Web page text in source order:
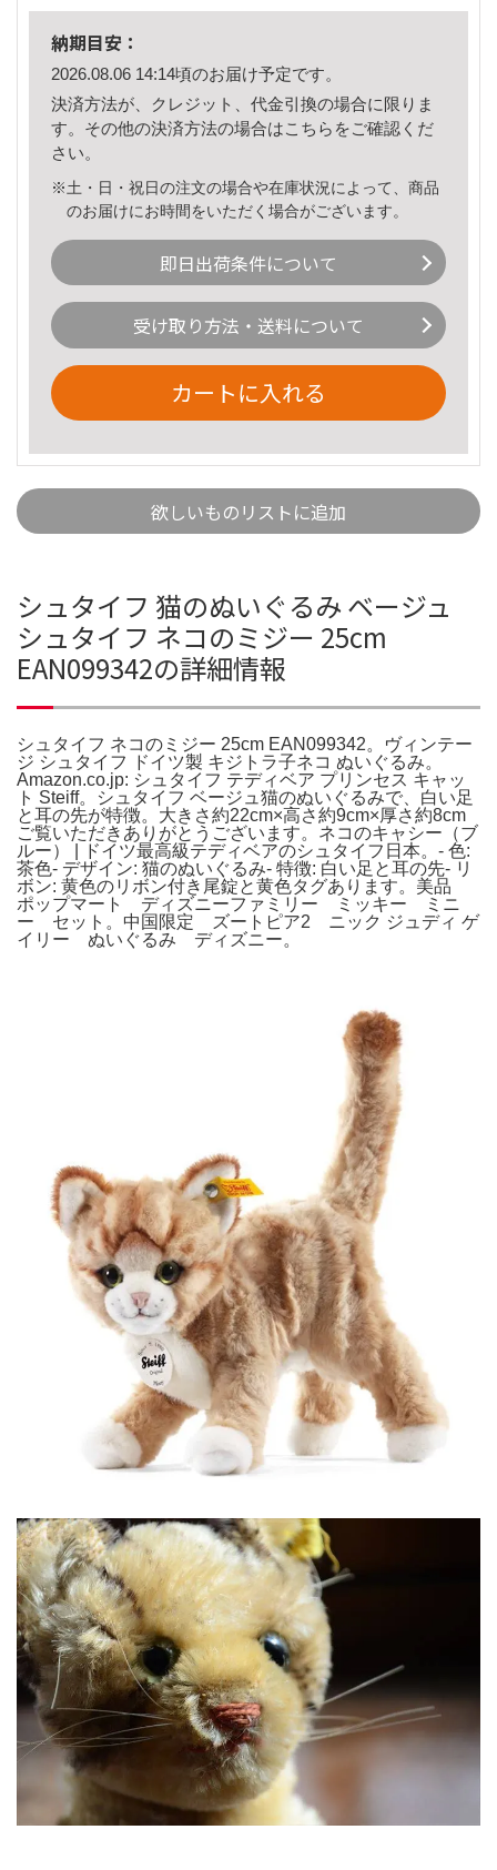
納期目安：
2026.08.06 14:14頃のお届け予定です。
決済方法が、クレジット、代金引換の場合に限りま
す。その他の決済方法の場合はこちら をご確認くだ
さい。
※土・日・祝日の注文の場合や在庫状況によって、商品
のお届けにお時間をいただく場合がございます。
即日出荷条件について
受け取り方法・送料について
カートに入れる
欲しいものリストに追加
シュタイフ 猫のぬいぐるみ ベージュ
シュタイフ ネコのミジー 25cm
EAN099342の詳細情報
シュタイフ ネコのミジー 25cm EAN099342。ヴィンテー
ジ シュタイフ ドイツ製 キジトラ子ネコ ぬいぐるみ。
Amazon.co.jp: シュタイフ テディベア プリンセス キャッ
ト Steiff。シュタイフ ベージュ猫のぬいぐるみで、白い足
と耳の先が特徴。大きさ約22cm×高さ約9cm×厚さ約8cm
ご覧いただきありがとうございます。ネコのキャシー（ブ
ルー） | ドイツ最高級テディベアのシュタイフ日本。- 色:
茶色- デザイン: 猫のぬいぐるみ- 特徴: 白い足と耳の先- リ
ボン: 黄色のリボン付き尾錠と黄色タグあります。美品
ポップマート ディズニーファミリー ミッキー ミニ
ー セット。中国限定 ズートピア2 ニック ジュディ ゲ
イリー ぬいぐるみ ディズニー。